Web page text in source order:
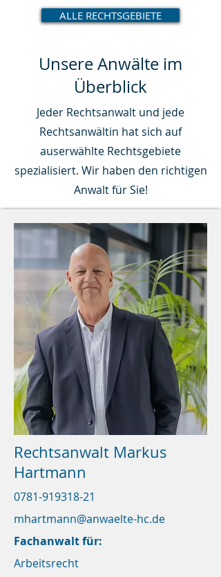
ALLE RECHTSGEBIETE
Unsere Anwälte im
Überblick
Jeder Rechtsanwalt und jede
Rechtsanwältin hat sich auf
auserwählte Rechtsgebiete
spezialisiert. Wir haben den richtigen
Anwalt für Sie!
Rechtsanwalt Markus
Hartmann
0781-919318-21
mhartmann@anwaelte-hc.de
Fachanwalt für:
Arbeitsrecht